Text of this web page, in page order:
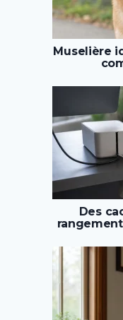
Muselière
Des